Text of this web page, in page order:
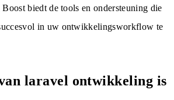
biedt de tools en ondersteuning die
in uw ontwikkelingsworkflow te
laravel ontwikkeling is